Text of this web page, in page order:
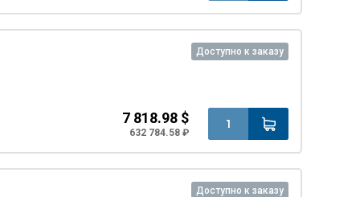
Доступно к заказу
7 818.98 $
632 784.58 ₽
Доступно к заказу